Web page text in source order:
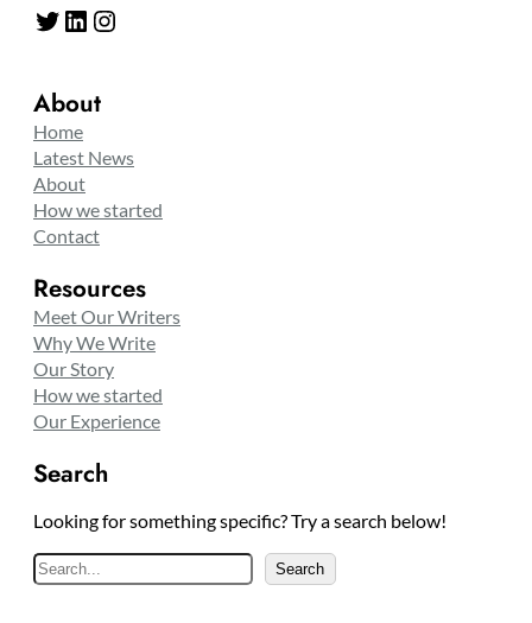
Twitter LinkedIn Instagram
About
Home
Latest News
About
How we started
Contact
Resources
Meet Our Writers
Why We Write
Our Story
How we started
Our Experience
Search
Looking for something specific? Try a search below!
e
Search